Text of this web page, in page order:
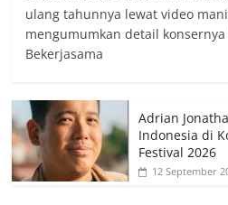
ulang tahunnya lewat video
mengumumkan detail
Bekerjasama
Adrian
Indonesia di
Festival 2026
12 September